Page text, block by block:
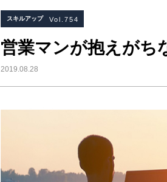
スキルアップ Vol.754
営業マンが抱えがち
2019.08.28